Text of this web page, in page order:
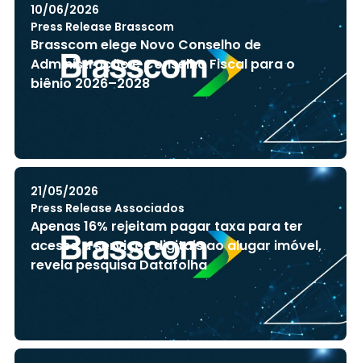
10/06/2026
Press Release Brasscom
Brasscom elege Novo Conselho de
Administração e Conselho Fiscal para o
biênio 2026–2028
21/05/2026
Press Release Associados
Apenas 16% rejeitam pagar taxa para ter
acesso a serviços digitais ao alugar imóvel,
revela pesquisa Datafolha